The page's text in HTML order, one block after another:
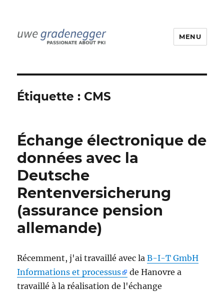
MENU
Étiquette : CMS
Échange électronique de
données avec la
Deutsche
Rentenversicherung
(assurance pension
allemande)
Récemment, j'ai travaillé avec laB-I-T GmbH
Informations et processus
de Hanovre a
travaillé à la réalisation de l'échange